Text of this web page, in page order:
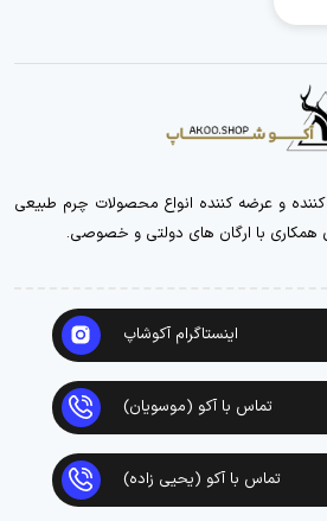
و عرضه کننده انواع محصولات چرم طبیعی
همکاری با ارگان های دولتی و خصوصی.
اینستاگرام آکوشاپ
تماس با آکو (موسویان)
تماس با آکو (یحیی زاده)